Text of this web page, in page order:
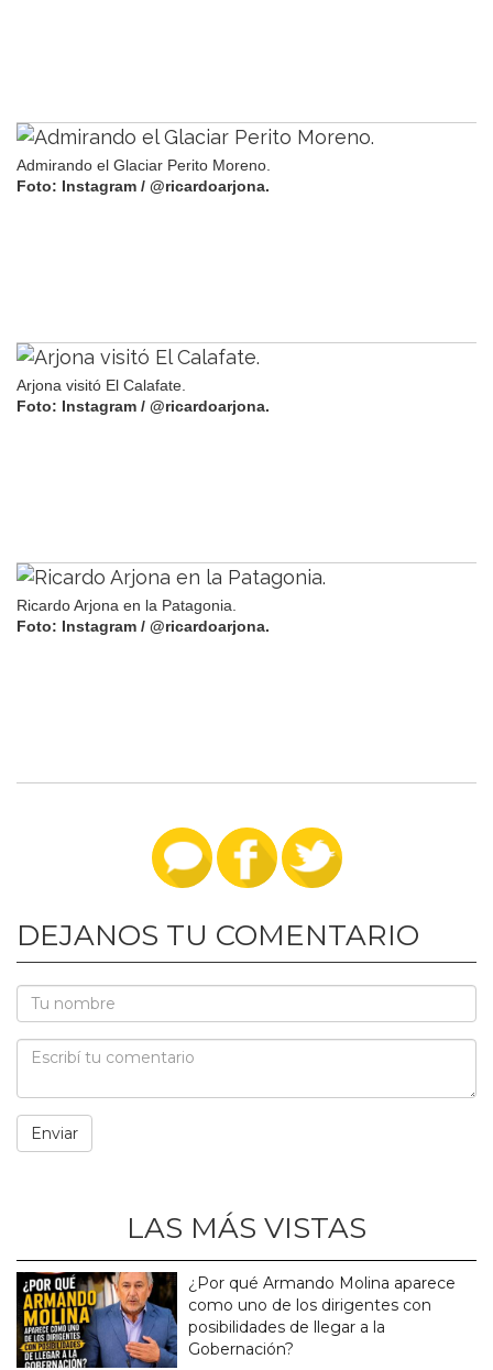
Admirando el Glaciar Perito Moreno.
Foto: Instagram / @ricardoarjona.
Arjona visitó El Calafate.
Foto: Instagram / @ricardoarjona.
Ricardo Arjona en la Patagonia.
Foto: Instagram / @ricardoarjona.
DEJANOS TU COMENTARIO
LAS MÁS VISTAS
¿Por qué Armando Molina aparece
como uno de los dirigentes con
posibilidades de llegar a la
Gobernación?